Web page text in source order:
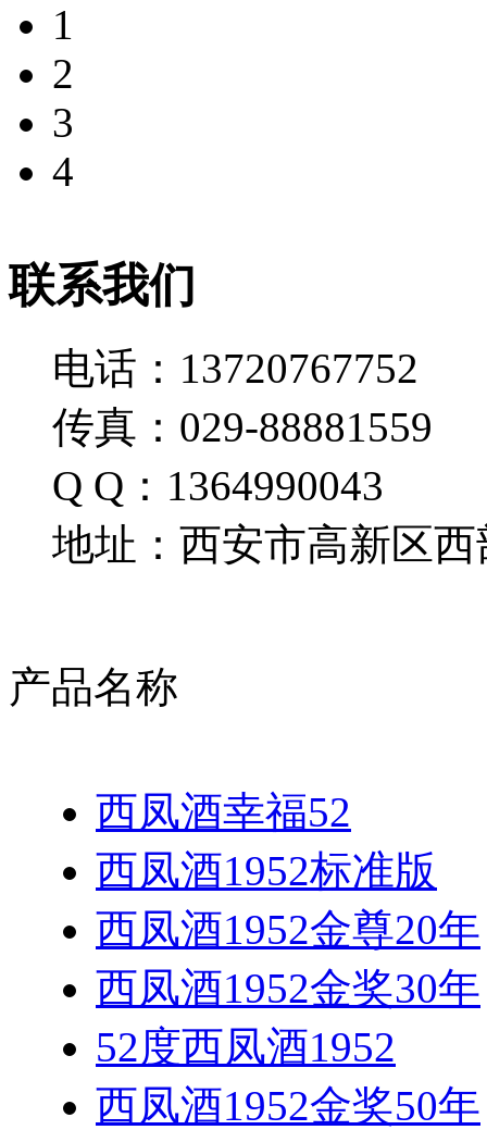
1
2
3
4
联系我们
电话：13720767752
传真：029-88881559
Q Q：1364990043
地址：西安市高新区西
产品名称
西凤酒幸福52
西凤酒1952标准版
西凤酒1952金尊20年
西凤酒1952金奖30年
52度西凤酒1952
西凤酒1952金奖50年